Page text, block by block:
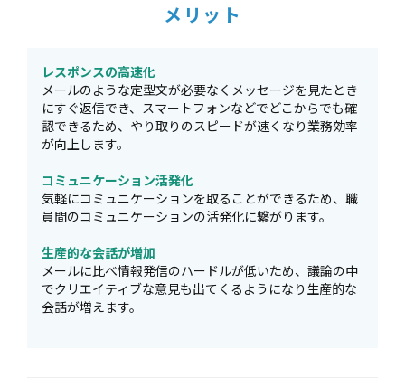
メリット
レスポンスの高速化
メールのような定型文が必要なくメッセージを見たとき
にすぐ返信でき、スマートフォンなどでどこからでも確
認できるため、やり取りのスピードが速くなり業務効率
が向上します。
コミュニケーション活発化
気軽にコミュニケーションを取ることができるため、職
員間のコミュニケーションの活発化に繋がります。
生産的な会話が増加
メールに比べ情報発信のハードルが低いため、議論の中
でクリエイティブな意見も出てくるようになり生産的な
会話が増えます。